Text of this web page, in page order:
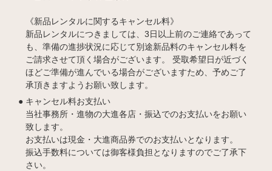
《新品レンタルに関するキャンセル料》
新品レンタルにつきましては、3日以上前のご連絡であって
も、準備の進捗状況に応じて別途新品料のキャンセル料を
ご請求させて頂く場合がございます。 受取希望日が近づく
ほどご準備が進んでいる場合がございますため、予めご了
承頂きますようお願い致します。
キャンセル料お支払い
当社事務所・進物の大進各店・振込でのお支払いをお願い
致します。
お支払いは現金・大進商品券でのお支払いとなります。
振込手数料については御客様負担となりますのでご了承下
さい。